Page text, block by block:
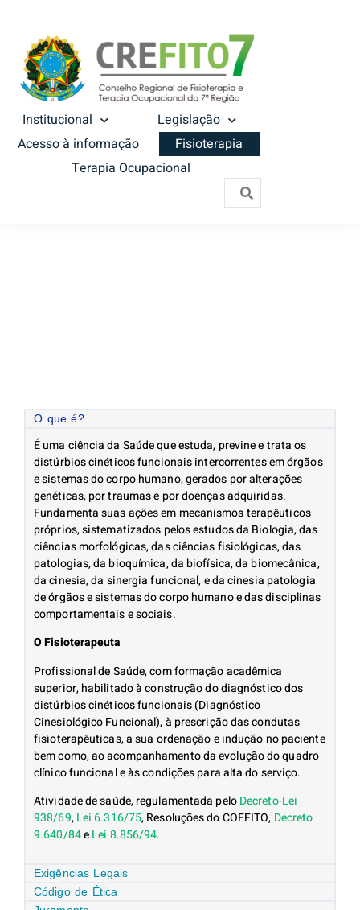
Institucional
Legislação
Acesso à informação
Fisioterapia
Terapia Ocupacional
O que é?
É uma ciência da Saúde que estuda, previne e trata os
distúrbios cinéticos funcionais intercorrentes em órgãos
e sistemas do corpo humano, gerados por alterações
genéticas, por traumas e por doenças adquiridas.
Fundamenta suas ações em mecanismos terapêuticos
próprios, sistematizados pelos estudos da Biologia, das
ciências morfológicas, das ciências fisiológicas, das
patologias, da bioquímica, da biofísica, da biomecânica,
da cinesia, da sinergia funcional, e da cinesia patologia
de órgãos e sistemas do corpo humano e das disciplinas
comportamentais e sociais.
O Fisioterapeuta
Profissional de Saúde, com formação acadêmica
superior, habilitado à construção do diagnóstico dos
distúrbios cinéticos funcionais (Diagnóstico
Cinesiológico Funcional), à prescrição das condutas
fisioterapêuticas, a sua ordenação e indução no paciente
bem como, ao acompanhamento da evolução do quadro
clínico funcional e às condições para alta do serviço.
Atividade de saúde, regulamentada peloDecreto-Lei
938/69,Lei 6.316/75, Resoluções do COFFITO, Decreto
9.640/84eLei 8.856/94.
Exigências Legais
Código de Ética